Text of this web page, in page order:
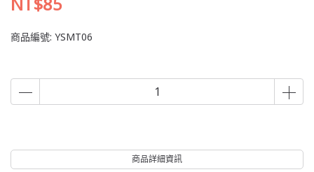
商品編號: YSMT06
商品詳細資訊